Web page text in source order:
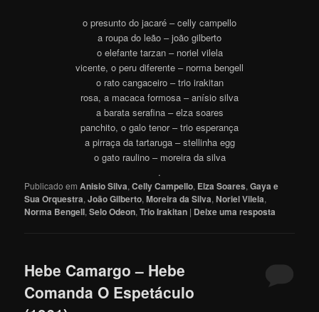
o presunto do jacaré – celly campello
a roupa do leão – joão gilberto
o elefante tarzan – noriel vilela
vicente, o peru diferente – norma bengell
o rato cangaceiro – trio irakitan
rosa, a macaca formosa – anísio silva
a barata serafina – elza soares
panchito, o galo tenor – trio esperança
a pirraça da tartaruga – stellinha egg
o gato raulino – moreira da silva
.
Publicado em Anisio Silva,Celly Campello, Elza Soares,Gaya e
Sua Orquestra,João Gilberto,Moreira da Silva,Noriel Vilela,
Norma Bengell,Selo Odeon,Trio Irakitan | Deixe uma resposta
Hebe Camargo – Hebe
Comanda O Espetáculo